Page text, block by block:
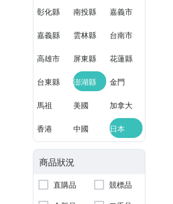
彰化縣 南投縣 嘉義市
嘉義縣 雲林縣 台南市
高雄市 屏東縣 花蓮縣
台東縣 澎湖縣 金門
馬祖 美國 加拿大
香港 中國 日本
商品狀況
直購品
競標品